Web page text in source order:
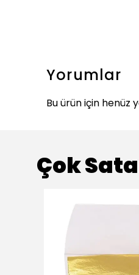
Yorumlar
Bu ürün için henüz
Çok